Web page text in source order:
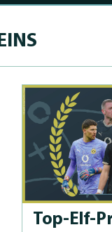
Top-Elf-